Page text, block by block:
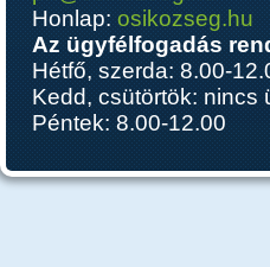
Honlap:osikozseg.hu
Az ügyfélfogadás
Hétfő, szerda: 8.00-
Kedd, csütörtök: nincs
Péntek: 8.00-12.00